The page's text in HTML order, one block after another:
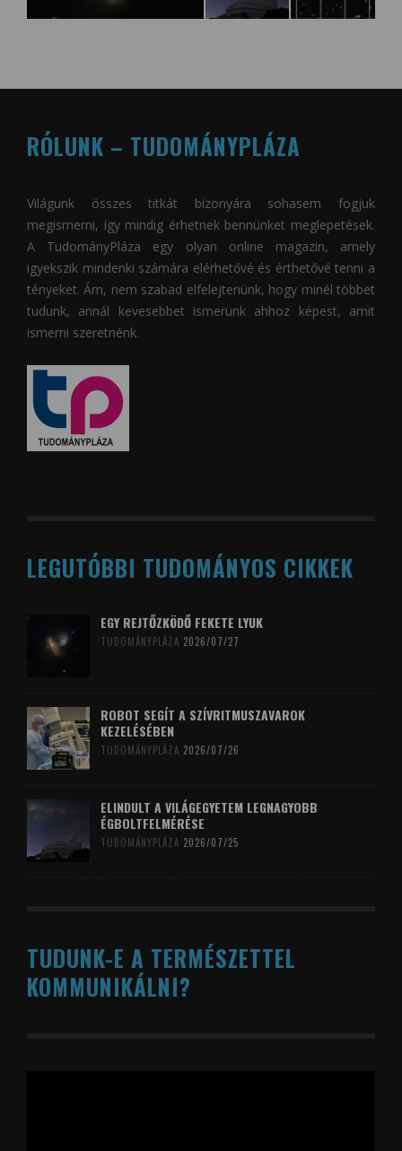
RÓLUNK – TUDOMÁNYPLÁZA
Világunk összes titkát bizonyára sohasem fogjuk
megismerni, így mindig érhetnek bennünket meglepetések.
A TudományPláza egy olyan online magazin, amely
igyekszik mindenki számára elérhetővé és érthetővé tenni a
tényeket. Ám, nem szabad elfelejtenünk, hogy minél többet
tudunk, annál kevesebbet ismerünk ahhoz képest, amit
ismerni szeretnénk.
LEGUTÓBBI TUDOMÁNYOS CIKKEK
EGY REJTŐZKÖDŐ FEKETE LYUK
TUDOMÁNYPLÁZA 2026/07/27
ROBOT SEGÍT A SZÍVRITMUSZAVAROK
KEZELÉSÉBEN
TUDOMÁNYPLÁZA 2026/07/26
ELINDULT A VILÁGEGYETEM LEGNAGYOBB
ÉGBOLTFELMÉRÉSE
TUDOMÁNYPLÁZA 2026/07/25
TUDUNK-E A TERMÉSZETTEL
KOMMUNIKÁLNI?